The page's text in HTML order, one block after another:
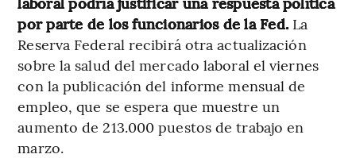
por parte de los funcionarios de la Fed. La
Reserva Federal recibirá otra actualización
sobre la salud del mercado laboral el viernes
con la publicación del informe mensual de
empleo, que se espera que muestre un
aumento de 213.000 puestos de trabajo en
marzo.